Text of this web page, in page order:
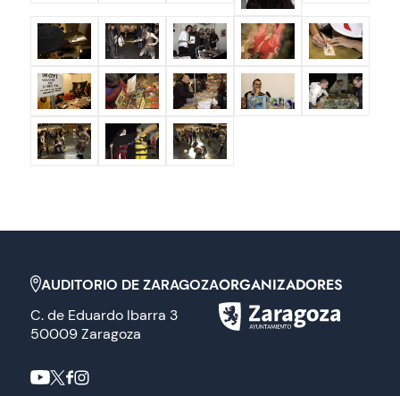
AUDITORIO DE ZARAGOZA
C. de Eduardo Ibarra 3
50009 Zaragoza
ORGANIZADORES